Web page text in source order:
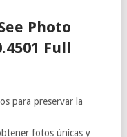
Photo
Full
para preservar la
fotos únicas y